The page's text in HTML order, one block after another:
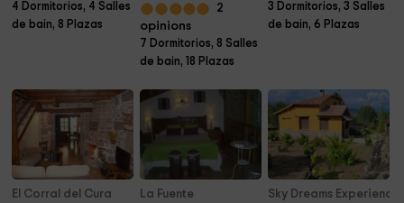
4 Dormitorios, 4 Salles
de bain, 8 Plazas
2
opinions
7 Dormitorios, 8 Salles
de bain, 18 Plazas
3 Dormitorios, 3 Salles
de bain, 6 Plazas
El Corral del Cura La Fuente Sky Dreams